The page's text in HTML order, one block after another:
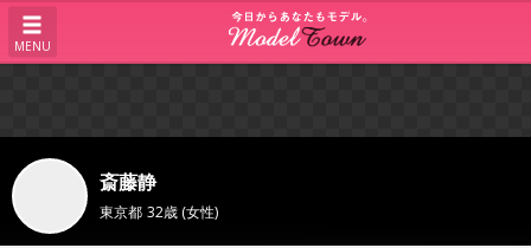
MENU
斎藤静
東京都 32歳 (女性)